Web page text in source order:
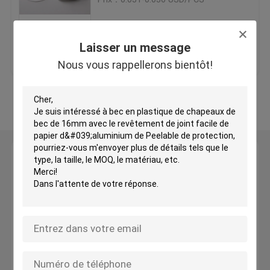
Laisser un message
Nous vous rappellerons bientôt!
Spatule cosmétique
Pochettes debout à bec
Doublures de capuchon d'étanchéité
Faux Ongles Conseils
pots cosmétiques en plastique
sac d'emballage de café
meilleur prix Contact
Regardez plus
Laisser un message